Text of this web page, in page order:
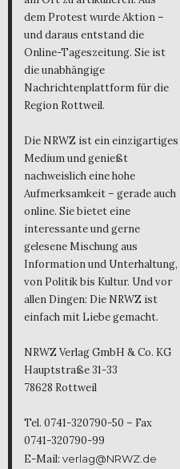
dem Protest wurde Aktion –
und daraus entstand die
Online-Tageszeitung. Sie ist
die unabhängige
Nachrichtenplattform für die
Region Rottweil.
Die NRWZ ist ein einzigartiges
Medium und genießt
nachweislich eine hohe
Aufmerksamkeit – gerade auch
online. Sie bietet eine
interessante und gerne
gelesene Mischung aus
Information und Unterhaltung,
von Politik bis Kultur. Und vor
allen Dingen: Die NRWZ ist
einfach mit Liebe gemacht.
NRWZ Verlag GmbH & Co. KG
Hauptstraße 31-33
78628 Rottweil
Tel. 0741-320790-50 – Fax
0741-320790-99
E-Mail: verlag@NRWZ.de